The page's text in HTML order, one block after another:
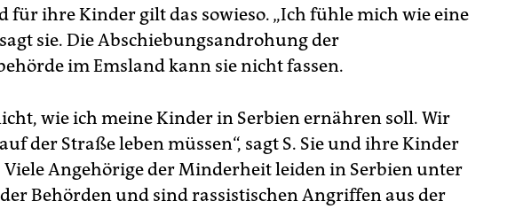
für ihre Kinder gilt das sowieso. „Ich fühle mich wie eine
sie. DieAbschiebungsandrohung der
im Emsland kann sie nicht fassen.
wie ich meine Kinder in Serbien ernähren soll. Wir
der Straße leben müssen“, sagt S. Sie und ihre Kinder
Viele Angehörige der Minderheit leiden in Serbien unter
Behörden und sind rassistischen Angriffen aus der